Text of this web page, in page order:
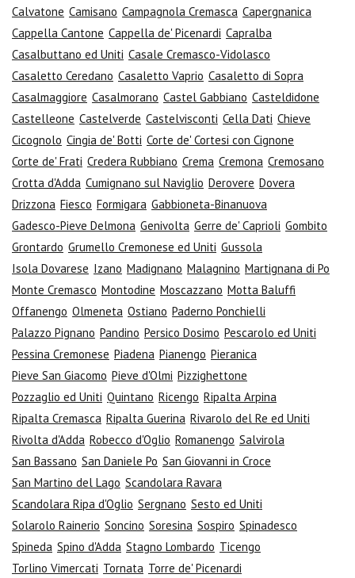
Calvatone Camisano Campagnola Cremasca Capergnanica
Cappella Cantone Cappella de' Picenardi Capralba
Casalbuttano ed Uniti Casale Cremasco-Vidolasco
Casaletto Ceredano Casaletto Vaprio Casaletto di Sopra
Casalmaggiore Casalmorano Castel Gabbiano Casteldidone
Castelleone Castelverde Castelvisconti Cella Dati Chieve
Cicognolo Cingia de' Botti Corte de' Cortesi con Cignone
Corte de' Frati Credera Rubbiano Crema Cremona Cremosano
Crotta d'Adda Cumignano sul Naviglio Derovere Dovera
Drizzona Fiesco Formigara Gabbioneta-Binanuova
Gadesco-Pieve Delmona Genivolta Gerre de' Caprioli Gombito
Grontardo Grumello Cremonese ed Uniti Gussola
Isola Dovarese Izano Madignano Malagnino Martignana di Po
Monte Cremasco Montodine Moscazzano Motta Baluffi
Offanengo Olmeneta Ostiano Paderno Ponchielli
Palazzo Pignano Pandino Persico Dosimo Pescarolo ed Uniti
Pessina Cremonese Piadena Pianengo Pieranica
Pieve San Giacomo Pieve d'Olmi Pizzighettone
Pozzaglio ed Uniti Quintano Ricengo Ripalta Arpina
Ripalta Cremasca Ripalta Guerina Rivarolo del Re ed Uniti
Rivolta d'Adda Robecco d'Oglio Romanengo Salvirola
San Bassano San Daniele Po San Giovanni in Croce
San Martino del Lago Scandolara Ravara
Scandolara Ripa d'Oglio Sergnano Sesto ed Uniti
Solarolo Rainerio Soncino Soresina Sospiro Spinadesco
Spineda Spino d'Adda Stagno Lombardo Ticengo
Torlino Vimercati Tornata Torre de' Picenardi